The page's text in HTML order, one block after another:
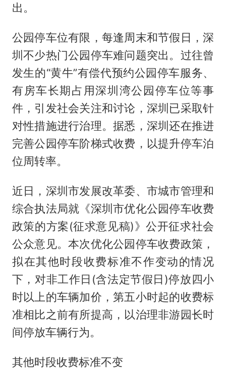
出。
公园停车位有限，每逢周末和节假日，深
圳不少热门公园停车难问题突出。过往曾
发生的“黄牛”有偿代预约公园停车服务、
有房车长期占用深圳湾公园停车位等事
件，引发社会关注和讨论，深圳已采取针
对性措施进行治理。据悉，深圳还在推进
完善公园停车阶梯式收费，以提升停车泊
位周转率。
近日，深圳市发展改革委、市城市管理和
综合执法局就《深圳市优化公园停车收费
政策的方案(征求意见稿)》公开征求社会
公众意见。本次优化公园停车收费政策，
拟在其他时段收费标准不作变动的情况
下，对非工作日(含法定节假日)停放四小
时以上的车辆加价，第五小时起的收费标
准相比之前有所提高，以治理非游园长时
间停放车辆行为。
其他时段收费标准不变